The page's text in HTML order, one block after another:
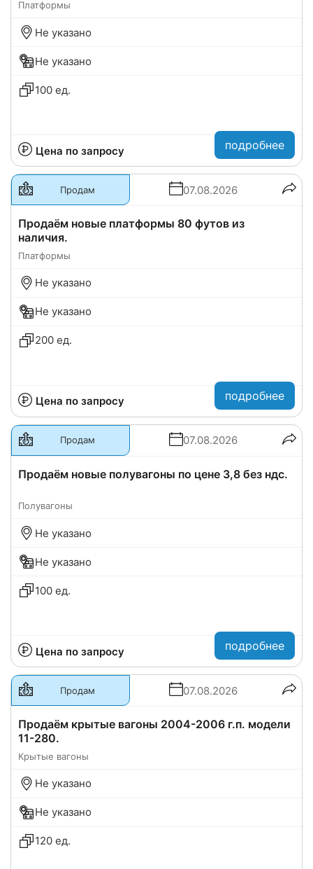
Платформы
Не указано
Не указано
100 ед.
Цена по запросу подробнее
Продам 07.08.2026
Продаём новые платформы 80 футов из
наличия.
Платформы
Не указано
Не указано
200 ед.
Цена по запросу подробнее
Продам 07.08.2026
Продаём новые полувагоны по цене 3,8 без ндс.
Полувагоны
Не указано
Не указано
100 ед.
Цена по запросу подробнее
Продам 07.08.2026
Продаём крытые вагоны 2004-2006 г.п. модели
11-280.
Крытые вагоны
Не указано
Не указано
120 ед.